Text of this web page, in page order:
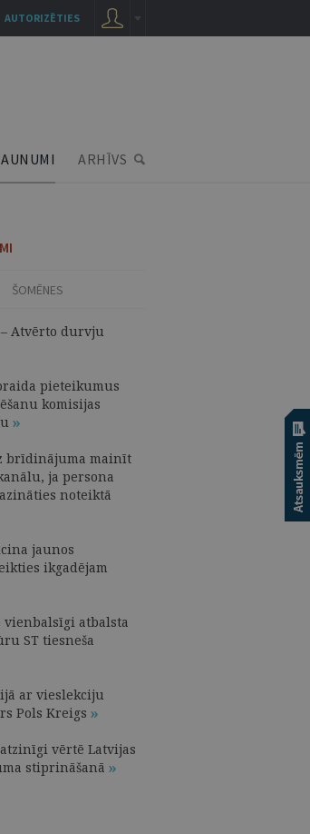
ARHĪVS
ŠOMĒNES
Atvērto durvju
pieteikumus
komisijas
brīdinājuma mainīt
ja persona
noteiktā
jaunos
ikgadējam
vienbalsīgi atbalsta
ST tiesneša
ar vieslekciju
Pols Kreigs
vērtē Latvijas
stiprināšanā
AUTORIZĒTIES